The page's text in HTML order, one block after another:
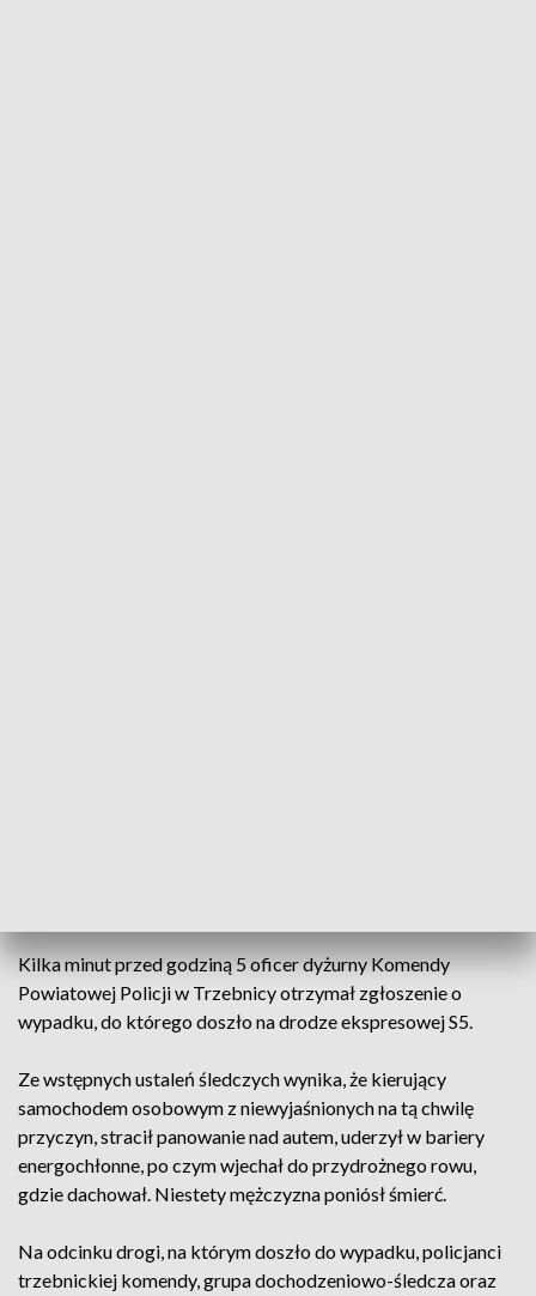
Kilka minut przed godziną 5 oficer dyżurny Komendy
Powiatowej Policji w Trzebnicy otrzymał zgłoszenie o
wypadku, do którego doszło na drodze ekspresowej S5.
Ze wstępnych ustaleń śledczych wynika, że kierujący
samochodem osobowym z niewyjaśnionych na tą chwilę
przyczyn, stracił panowanie nad autem, uderzył w bariery
energochłonne, po czym wjechał do przydrożnego rowu,
gdzie dachował. Niestety mężczyzna poniósł śmierć.
Na odcinku drogi, na którym doszło do wypadku, policjanci
trzebnickiej komendy, grupa dochodzeniowo-śledcza oraz